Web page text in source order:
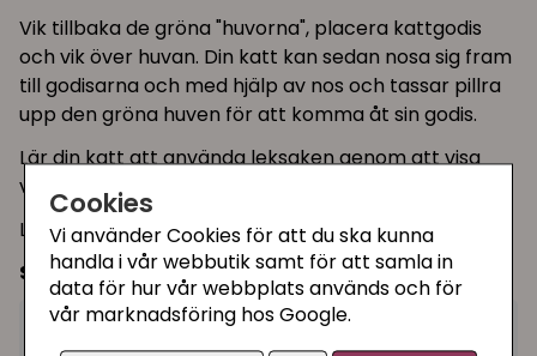
Cookies
Vi använder Cookies för att du ska kunna
handla i vår webbutik samt för att samla in
data för hur vår webbplats används och för
vår marknadsföring hos Google.
Vik tillbaka de gröna "huvorna", placera kattgodis
och vik över huvan. Din katt kan sedan nosa sig fram
till godisarna och med hjälp av nos och tassar pillra
upp den gröna huven för att komma åt sin godis.
Lär din katt att använda leksaken genom att visa
vart du gömmer godisen de första gångerna.
Leksaken passar både för katter och hundar.
Storlek:Ø 25 cm